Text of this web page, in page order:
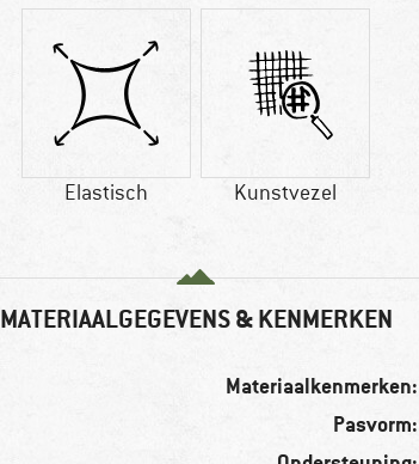
Elastisch Kunstvezel
MATERIAALGEGEVENS & KENMERKEN
Materiaalkenmerken:
Pasvorm: